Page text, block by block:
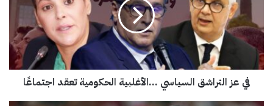
ل
ت
ر
ا
في عز التراشق السياسي ...الأغلبية الحكومية تعقد اجتماعًا